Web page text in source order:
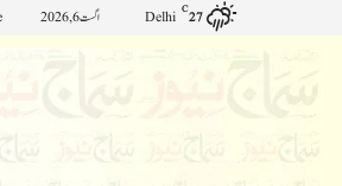
27
C
Delhi اگست 6, 2026